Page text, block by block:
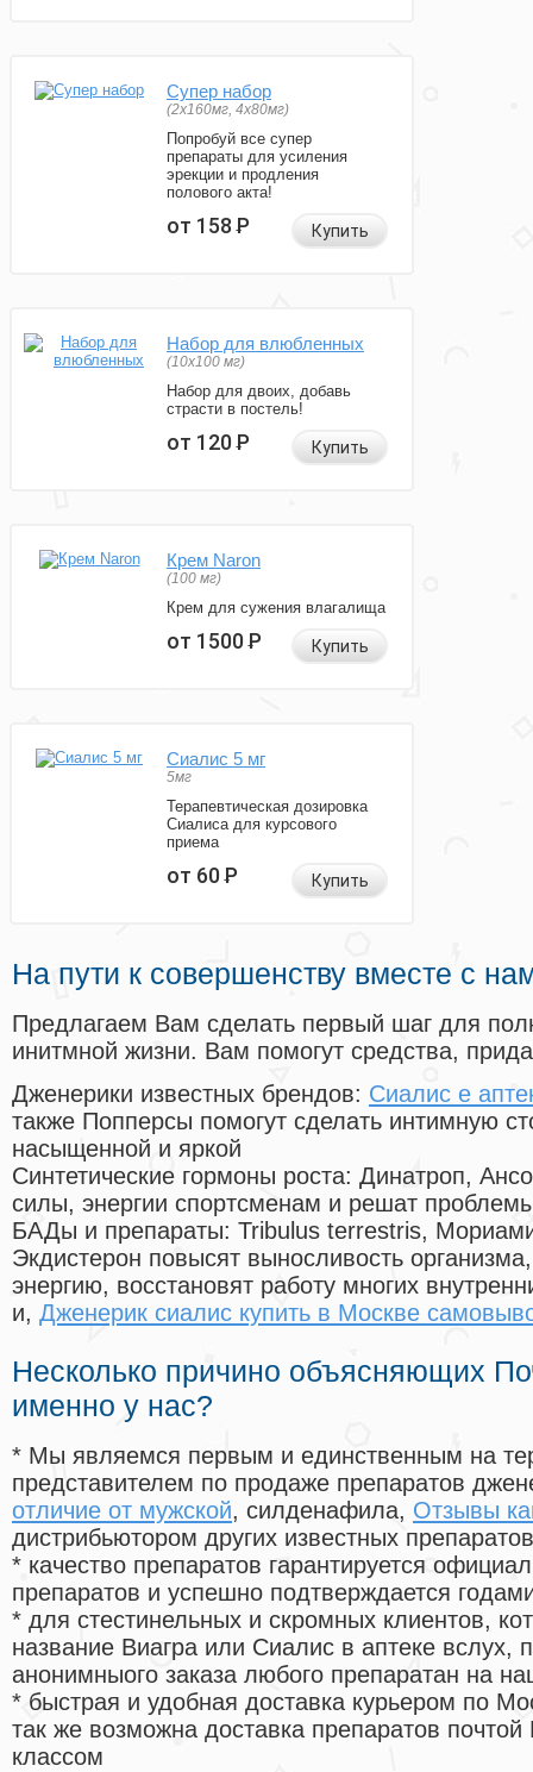
Супер набор
(2х160мг, 4х80мг)
Попробуй все супер
препараты для усиления
эрекции и продления
полового акта!
от 158Р Купить
Набор для влюбленных
(10х100 мг)
Набор для двоих, добавь
страсти в постель!
от 120Р Купить
Крем Naron
(100 мг)
Крем для сужения влагалища
от 1500Р Купить
Сиалис 5 мг
5мг
Терапевтическая дозировка
Сиалиса для курсового
приема
от 60Р Купить
На пути к совершенству вместе с
Предлагаем Вам сделать первый шаг для
инитмной жизни. Вам помогут средства,
Дженерики известных брендов: Сиалис е
также Попперсы помогут сделать интимную
насыщенной и яркой
Синтетические гормоны роста: Динатроп,
силы, энергии спортсменам и решат
БАДы и препараты: Tribulus terrestris,
Экдистерон повысят выносливость
энергию, восстановят работу многих
и, Дженерик сиалис купить в Москве
Несколько причино объясняющих
именно у нас?
* Мы являемся первым и единственным на
представителем по продаже препаратов
отличие от мужской, силденафила, Отзывы
дистрибьютором других известных препаратов
* качество препаратов гарантируется
препаратов и успешно подтверждается
* для стестинельных и скромных клиентов,
название Виагра или Сиалис в аптеке вслух,
анонимныого заказа любого препаратан на
* быстрая и удобная доставка курьером по
так же возможна доставка препаратов
классом